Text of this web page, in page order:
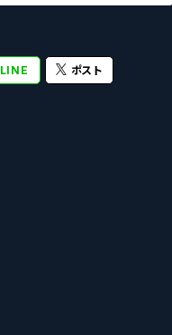
LINE ポスト